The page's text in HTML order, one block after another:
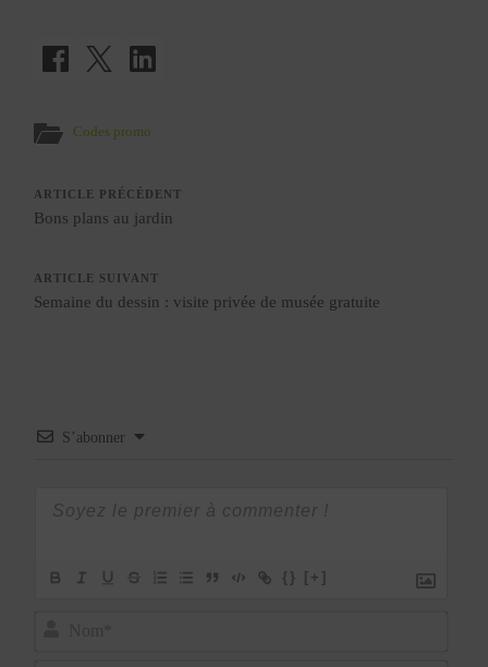
Codes promo
ARTICLE PRÉCÉDENT
Bons plans au jardin
ARTICLE SUIVANT
Semaine du dessin : visite privée de musée gratuite
S’abonner
{} [+]